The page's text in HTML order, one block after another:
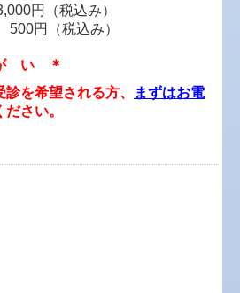
＊
を希望される方、
まずはお電
さい。
円（税込み）
円（税込み）